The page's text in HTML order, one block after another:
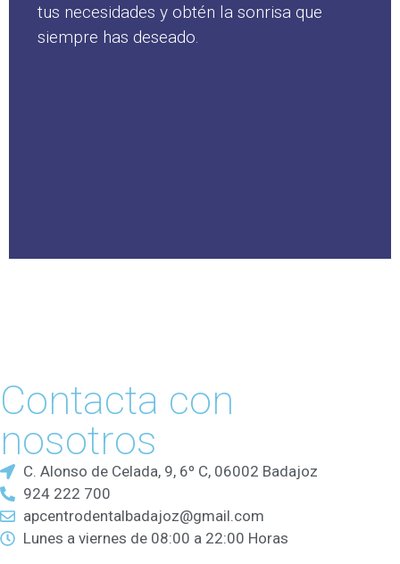
tus necesidades y obtén la sonrisa que
siempre has deseado.
Contacta con
nosotros
C. Alonso de Celada, 9, 6º C, 06002 Badajoz
924 222 700
apcentrodentalbadajoz@gmail.com
Lunes a viernes de 08:00 a 22:00 Horas